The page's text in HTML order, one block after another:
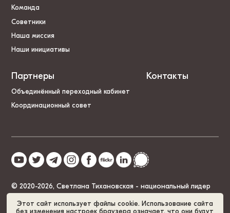
Этот сайт использует файлы cookie. Использование сайта
без изменения настроек браузера означает, что они будут
Команда
Советники
Наша миссия
Наши инициативы
Партнеры
Объединённый переходный кабинет
Координационный совет
Контакты
© 2020-2026, Светлана Тихановская - национальный лидер